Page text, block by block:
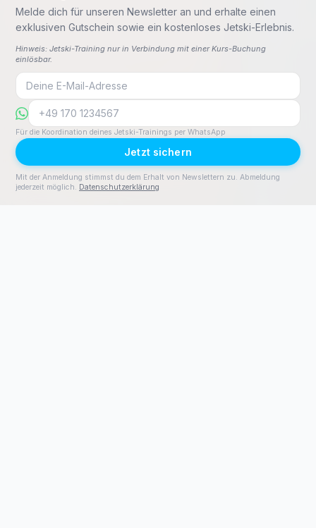
Melde dich für unseren Newsletter an und erhalte einen
exklusiven Gutschein sowie ein kostenloses Jetski-Erlebnis.
Hinweis: Jetski-Training nur in Verbindung mit einer Kurs-Buchung
einlösbar.
Für die Koordination deines Jetski-Trainings per WhatsApp
Jetzt sichern
Mit der Anmeldung stimmst du dem Erhalt von Newslettern zu. Abmeldung
jederzeit möglich. Datenschutzerklärung